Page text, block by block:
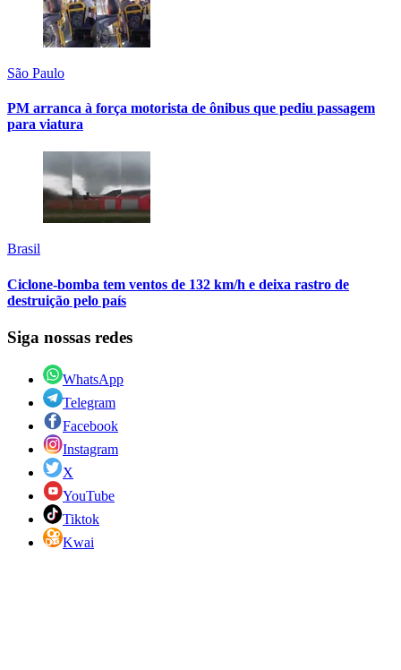
São Paulo
PM arranca à força motorista de ônibus que pediu passagem
para viatura
Brasil
Ciclone-bomba tem ventos de 132 km/h e deixa rastro de
destruição pelo país
Siga nossas redes
WhatsApp
Telegram
Facebook
Instagram
X
YouTube
Tiktok
Kwai